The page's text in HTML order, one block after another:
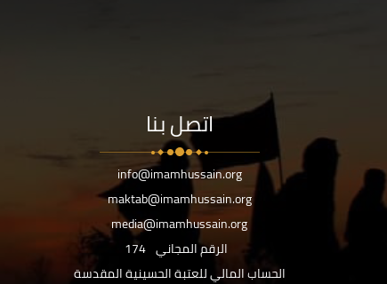
اتصل بنا
info@imamhussain.org
maktab@imamhussain.org
media@imamhussain.org
الرقم المجاني 174
الحساب المالي للعتبة الحسينية المقدسة